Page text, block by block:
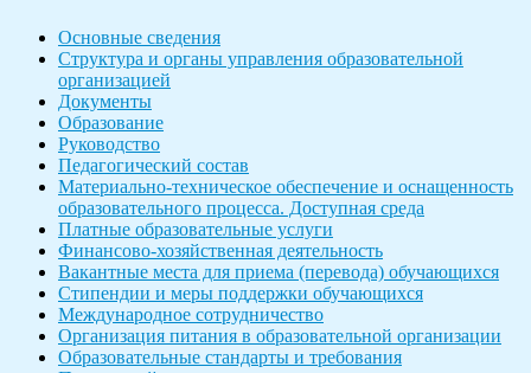
Основные сведения
Структура и органы управления образовательной
организацией
Документы
Образование
Руководство
Педагогический состав
Материально-техническое обеспечение и оснащенность
образовательного процесса. Доступная среда
Платные образовательные услуги
Финансово-хозяйственная деятельность
Вакантные места для приема (перевода) обучающихся
Стипендии и меры поддержки обучающихся
Международное сотрудничество
Организация питания в образовательной организации
Образовательные стандарты и требования